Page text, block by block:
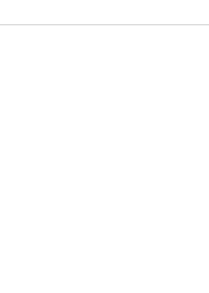
the next time I comment.